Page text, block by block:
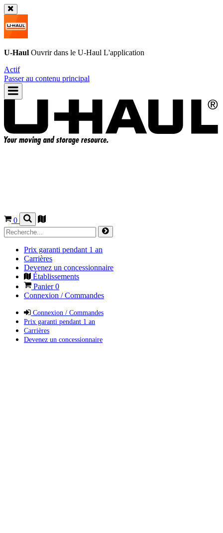
U-Haul Ouvrir dans le U-Haul L'application
Actif
Passer au contenu principal
0
Prix garanti pendant 1 an
Carrières
Devenez un concessionnaire
Établissements
Panier0
Connexion / Commandes
Connexion / Commandes
Prix garanti pendant 1 an
Carrières
Devenez un concessionnaire